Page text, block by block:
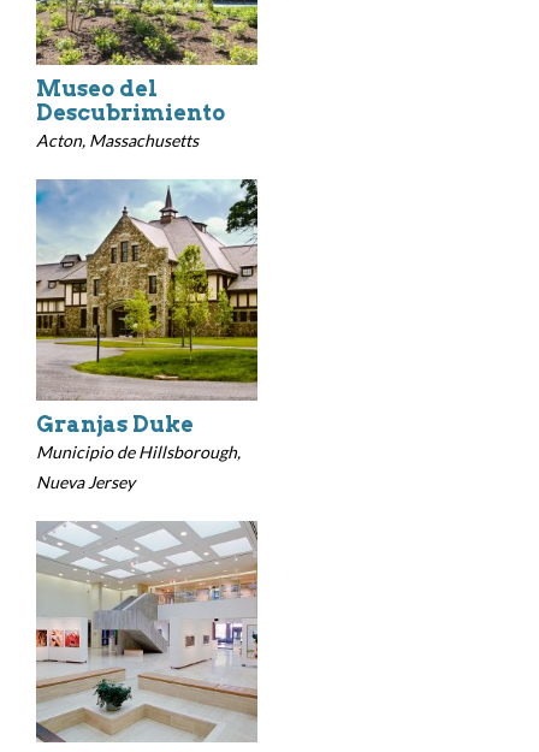
Museo del
Descubrimiento
Acton, Massachusetts
Granjas Duke
Municipio de Hillsborough,
Nueva Jersey